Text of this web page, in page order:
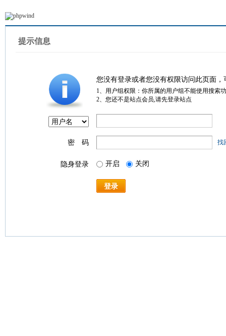
提示信息
您没有登录或者您没有权限访问此页面
1、用户组权限：你所属的用户组不能使用搜索
2、您还不是站点会员,请先登录站点
密 码 找
隐身登录 开启 关闭
登录